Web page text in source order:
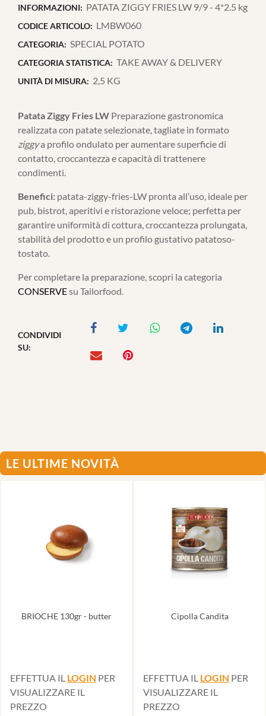
INFORMAZIONI: PATATA ZIGGY FRIES LW 9/9 - 4*2.5 kg
CODICE ARTICOLO: LMBW060
CATEGORIA: SPECIAL POTATO
CATEGORIA STATISTICA: TAKE AWAY & DELIVERY
UNITÀ DI MISURA: 2,5 KG
Patata Ziggy Fries LW Preparazione gastronomica
realizzata con patate selezionate, tagliate in formato
ziggya profilo ondulato per aumentare superficie di
contatto, croccantezza e capacità di trattenere
condimenti.
Benefici: patata-ziggy-fries-LW pronta all’uso, ideale per
pub, bistrot, aperitivi e ristorazione veloce; perfetta per
garantire uniformità di cottura, croccantezza prolungata,
stabilità del prodotto e un profilo gustativo patatoso-
tostato.
Per completare la preparazione, scopri la categoria
CONSERVEsu Tailorfood.
CONDIVIDI
SU:
LE ULTIME NOVITÀ
BRIOCHE 130gr - butter
EFFETTUA IL LOGIN PER
VISUALIZZARE IL
PREZZO
Cipolla Candita
EFFETTUA IL LOGIN PER
VISUALIZZARE IL
PREZZO